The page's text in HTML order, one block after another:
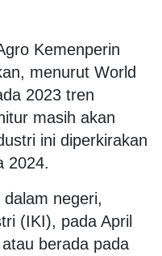
Kemenperin
menurut World
2023 tren
masih akan
ini diperkirakan
2024.
negeri,
(IKI), pada April
berada pada